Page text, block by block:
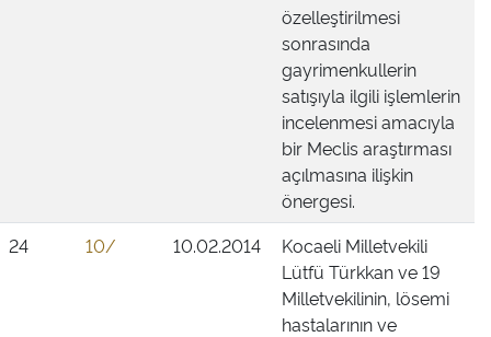
özelleştirilmesi
sonrasında
gayrimenkullerin
satışıyla ilgili işlemlerin
incelenmesi amacıyla
bir Meclis araştırması
açılmasına ilişkin
önergesi.
24
10/ 10.02.2014
Kocaeli Milletvekili
Lütfü Türkkan ve 19
Milletvekilinin, lösemi
hastalarının ve